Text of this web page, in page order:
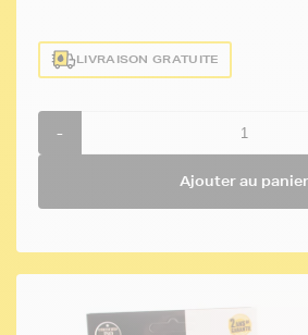
LIVRAISON GRATUITE
-
Ajouter au panier